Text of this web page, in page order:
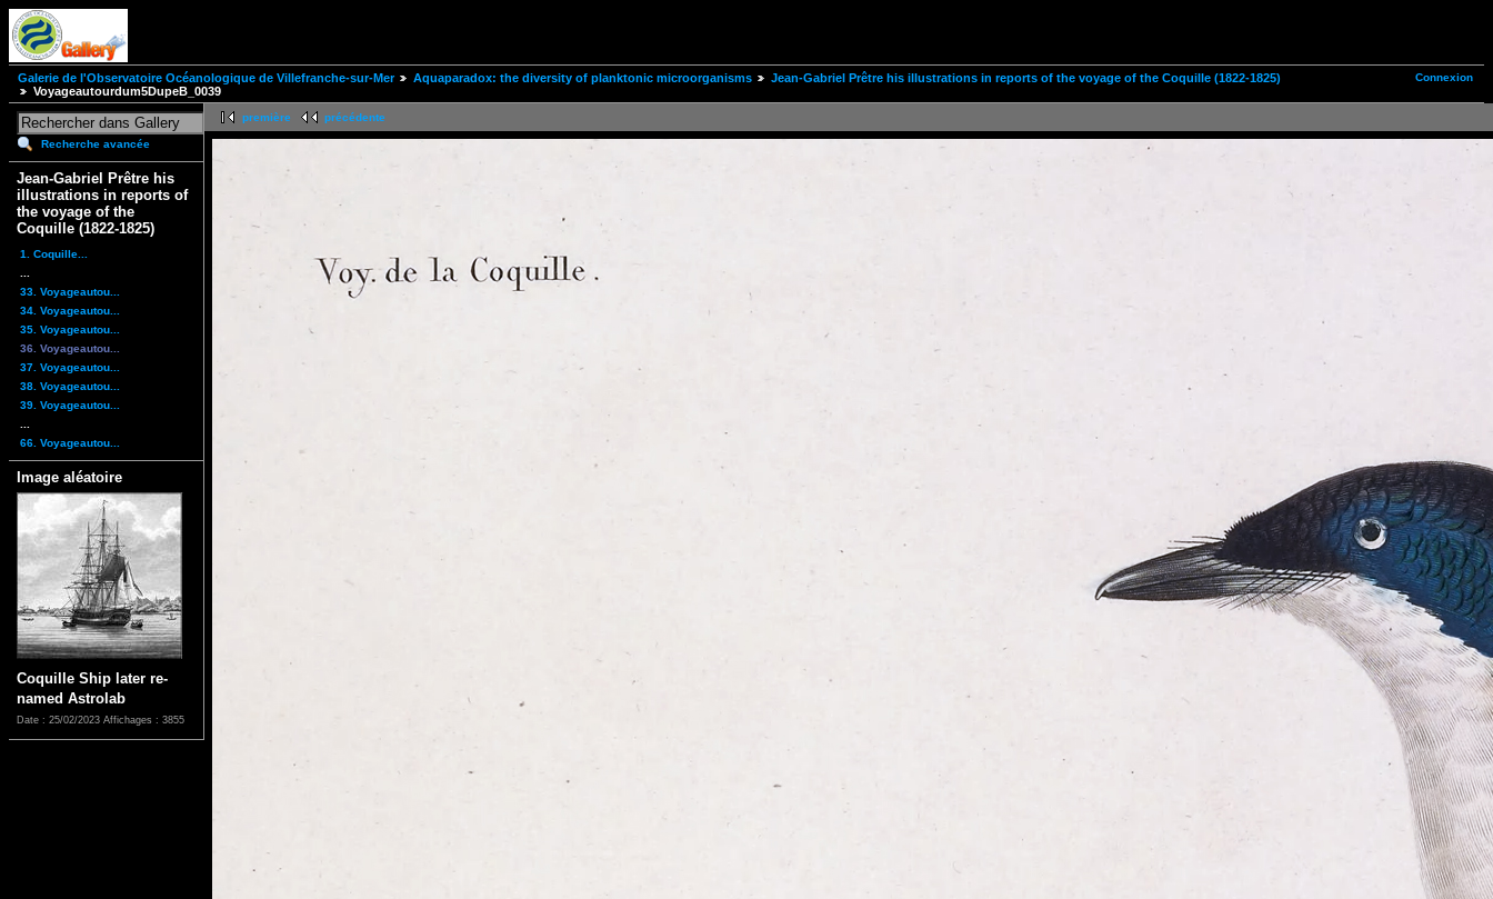
Connexion
Galerie de l'Observatoire Océanologique de Villefranche-sur-Mer Aquaparadox: the diversity of planktonic microorganisms
Jean-Gabriel Prêtre his illustrations in reports of the voyage of the Coquille (1822-1825)
Voyageautourdum5DupeB_0039
Recherche avancée
Jean-Gabriel Prêtre his
illustrations in reports of
the voyage of the
Coquille (1822-1825)
1. Coquille...
33. Voyageautou...
34. Voyageautou...
35. Voyageautou...
36. Voyageautou...
37. Voyageautou...
38. Voyageautou...
39. Voyageautou...
66. Voyageautou...
Image aléatoire
Coquille Ship later re-
named Astrolab
Date : 25/02/2023 Affichages : 3855
première précédente